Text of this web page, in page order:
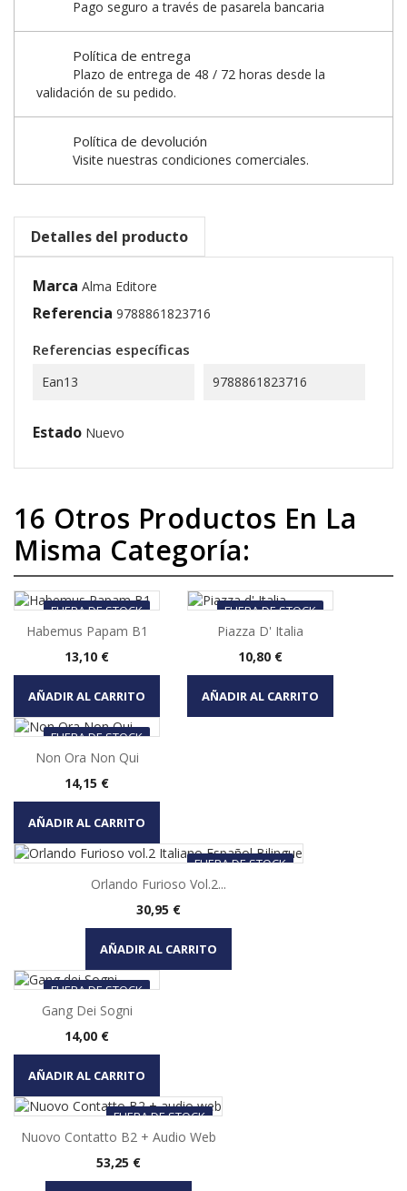
Pago seguro a través de pasarela bancaria
Política de entrega
Plazo de entrega de 48 / 72 horas desde la
validación de su pedido.
Política de devolución
Visite nuestras condiciones comerciales.
Detalles del producto
Marca Alma Editore
Referencia 9788861823716
Referencias específicas
Ean13 9788861823716
Estado Nuevo
16 Otros Productos En La
Misma Categoría:
FUERA DE STOCK
Habemus Papam B1
Precio
13,10 €
AÑADIR AL CARRITO
FUERA DE STOCK
Piazza D' Italia
Precio
10,80 €
AÑADIR AL CARRITO
FUERA DE STOCK
Non Ora Non Qui
Precio
14,15 €
AÑADIR AL CARRITO
FUERA DE STOCK
Orlando Furioso Vol.2...
Precio
30,95 €
AÑADIR AL CARRITO
FUERA DE STOCK
Gang Dei Sogni
Precio
14,00 €
AÑADIR AL CARRITO
FUERA DE STOCK
Nuovo Contatto B2 + Audio Web
Precio
53,25 €